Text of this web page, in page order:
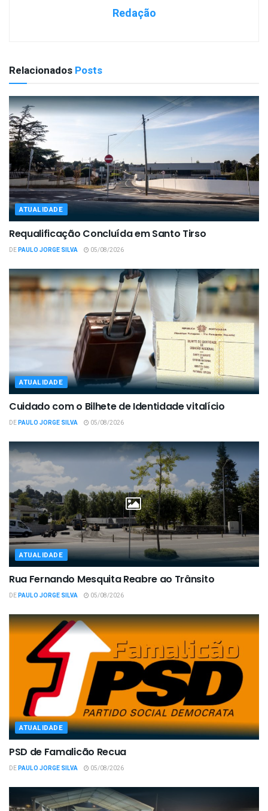
Redação
Relacionados Posts
ATUALIDADE
Requalificação Concluída em Santo Tirso
DEPAULO JORGE SILVA 05/08/2026
ATUALIDADE
Cuidado com o Bilhete de Identidade vitalício
DEPAULO JORGE SILVA 05/08/2026
ATUALIDADE
Rua Fernando Mesquita Reabre ao Trânsito
DEPAULO JORGE SILVA 05/08/2026
ATUALIDADE
PSD de Famalicão Recua
DEPAULO JORGE SILVA 05/08/2026